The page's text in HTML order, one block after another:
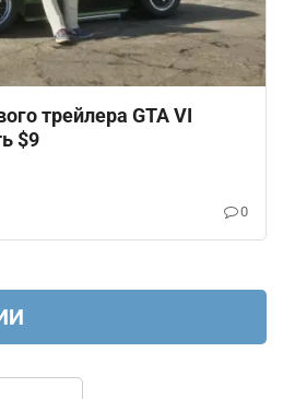
трейлера GTA VI
$9
0